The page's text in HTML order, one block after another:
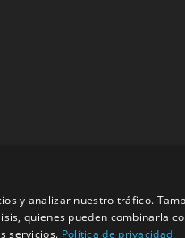
y analizar nuestro tráfico.
quienes pueden combinarla
servicios. Política de privacidad